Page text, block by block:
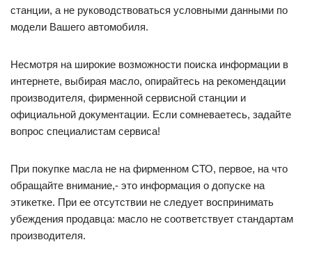
станции, а не руководствоваться условными данными по
модели Вашего автомобиля.
Несмотря на широкие возможности поиска информации в
интернете, выбирая масло, опирайтесь на рекомендации
производителя, фирменной сервисной станции и
официальной документации. Если сомневаетесь, задайте
вопрос специалистам сервиса!
При покупке масла не на фирменном СТО, первое, на что
обращайте внимание,- это информация о допуске на
этикетке. При ее отсутствии не следует воспринимать
убеждения продавца: масло не соответствует стандартам
производителя.